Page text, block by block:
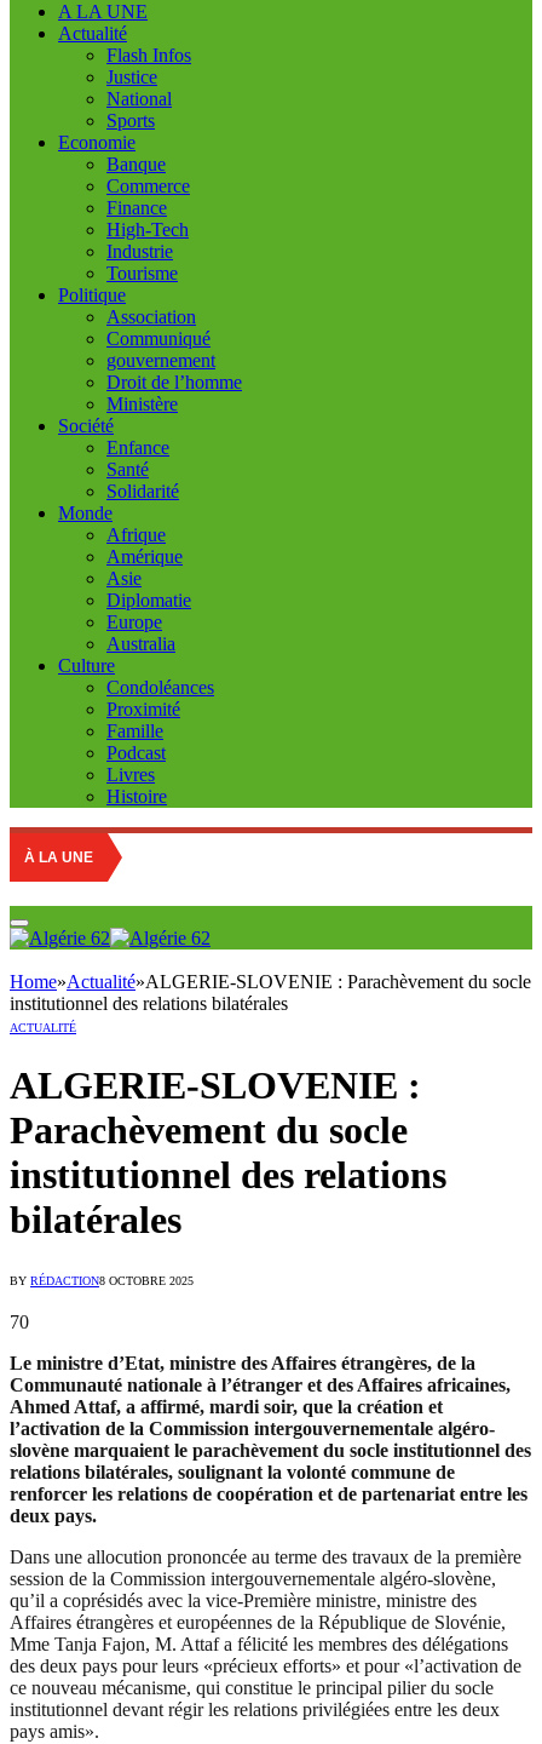
A LA UNE
Actualité
Flash Infos
Justice
National
Sports
Economie
Banque
Commerce
Finance
High-Tech
Industrie
Tourisme
Politique
Association
Communiqué
gouvernement
Droit de l’homme
Ministère
Société
Enfance
Santé
Solidarité
Monde
Afrique
Amérique
Asie
Diplomatie
Europe
Australia
Culture
Condoléances
Proximité
Famille
Podcast
Livres
Histoire
À LA UNE
Home»Actualité»ALGERIE-SLOVENIE : Parachèvement du socle
institutionnel des relations bilatérales
ACTUALITÉ
ALGERIE-SLOVENIE :
Parachèvement du socle
institutionnel des relations
bilatérales
BY RÉDACTION8 OCTOBRE 2025
70
Le ministre d’Etat, ministre des Affaires étrangères, de la
Communauté nationale à l’étranger et des Affaires africaines,
Ahmed Attaf, a affirmé, mardi soir, que la création et
l’activation de la Commission intergouvernementale algéro-
slovène marquaient le parachèvement du socle institutionnel des
relations bilatérales, soulignant la volonté commune de
renforcer les relations de coopération et de partenariat entre les
deux pays.
Dans une allocution prononcée au terme des travaux de la première
session de la Commission intergouvernementale algéro-slovène,
qu’il a coprésidés avec la vice-Première ministre, ministre des
Affaires étrangères et européennes de la République de Slovénie,
Mme Tanja Fajon, M. Attaf a félicité les membres des délégations
des deux pays pour leurs «précieux efforts» et pour «l’activation de
ce nouveau mécanisme, qui constitue le principal pilier du socle
institutionnel devant régir les relations privilégiées entre les deux
pays amis».